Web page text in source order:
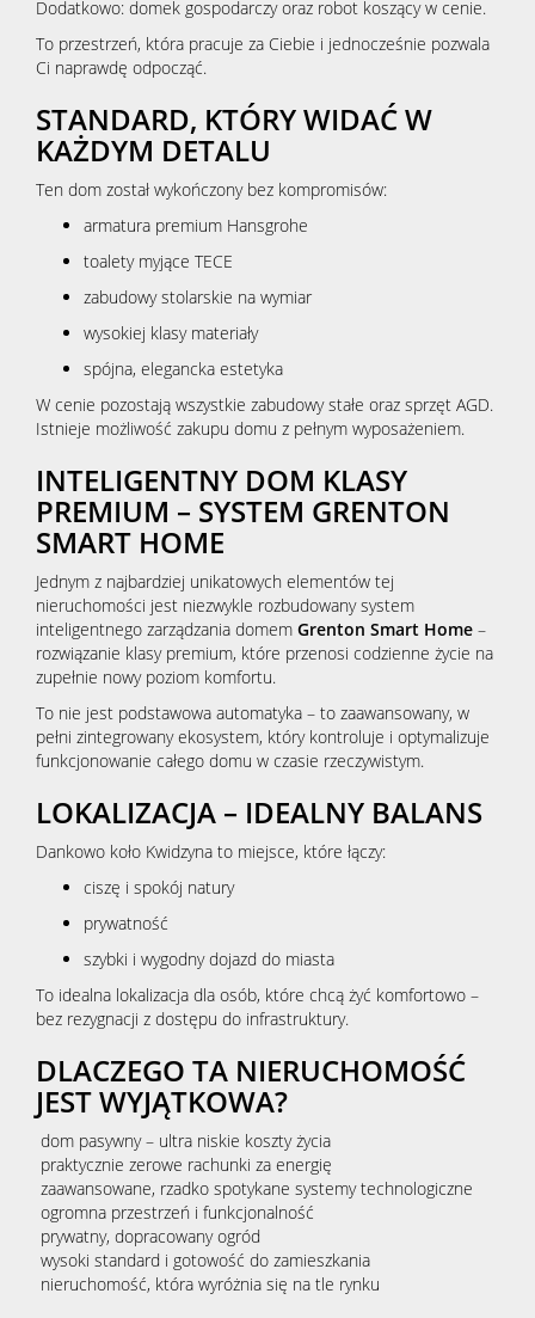
Dodatkowo: domek gospodarczy oraz robot koszący w cenie.
To przestrzeń, która pracuje za Ciebie i jednocześnie pozwala
Ci naprawdę odpocząć.
STANDARD, KTÓRY WIDAĆ W
KAŻDYM DETALU
Ten dom został wykończony bez kompromisów:
armatura premium Hansgrohe
toalety myjące TECE
zabudowy stolarskie na wymiar
wysokiej klasy materiały
spójna, elegancka estetyka
W cenie pozostają wszystkie zabudowy stałe oraz sprzęt AGD.
Istnieje możliwość zakupu domu z pełnym wyposażeniem.
INTELIGENTNY DOM KLASY
PREMIUM – SYSTEM GRENTON
SMART HOME
Jednym z najbardziej unikatowych elementów tej
nieruchomości jest niezwykle rozbudowany system
inteligentnego zarządzania domem Grenton Smart Home –
rozwiązanie klasy premium, które przenosi codzienne życie na
zupełnie nowy poziom komfortu.
To nie jest podstawowa automatyka – to zaawansowany, w
pełni zintegrowany ekosystem, który kontroluje i optymalizuje
funkcjonowanie całego domu w czasie rzeczywistym.
LOKALIZACJA – IDEALNY BALANS
Dankowo koło Kwidzyna to miejsce, które łączy:
ciszę i spokój natury
prywatność
szybki i wygodny dojazd do miasta
To idealna lokalizacja dla osób, które chcą żyć komfortowo –
bez rezygnacji z dostępu do infrastruktury.
DLACZEGO TA NIERUCHOMOŚĆ
JEST WYJĄTKOWA?
dom pasywny – ultra niskie koszty życia
praktycznie zerowe rachunki za energię
zaawansowane, rzadko spotykane systemy technologiczne
ogromna przestrzeń i funkcjonalność
prywatny, dopracowany ogród
wysoki standard i gotowość do zamieszkania
nieruchomość, która wyróżnia się na tle rynku